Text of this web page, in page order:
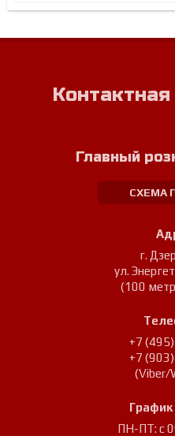
Главный
СХЕМА
г.
ул.
(100
+7
+7
(Viber/
ПН-ПТ: с